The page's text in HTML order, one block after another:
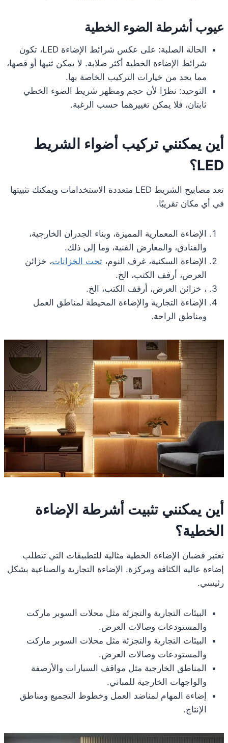
عيوب أشرطة الضوء الخطية
الحالة الصلبة: على عكس شرائط الإضاءة LED، تكون
شرائط الإضاءة الخطية أكثر صلابة. لا يمكن ثنيها أو قصها،
مما يحد من خيارات التركيب الخاصة بها.
التوحيد: نظرًا لأن حجم ومظهر شريط الضوء الخطي
ثابتان، فلا يمكن تغييرهما حسب الرغبة.
أين يمكنني تركيب أضواء الشريط
LED؟
تعد مصابيح الشريط LED متعددة الاستخدامات ويمكنك تثبيتها
في أي مكان تقريبًا.
الإضاءة المعمارية المميزة، وبناء الجدران الخارجية،
والفنادق، والمعارض الفنية، وما إلى ذلك.
الإضاءة السكنية، غرف النوم، تحت الخزانات، خزائن
العرض، أرفف الكتب، الخ.
، خزائن العرض، أرفف الكتب، الخ.
الإضاءة التجارية والإضاءة المحيطة لمناطق العمل
ومناطق الراحة.
أين يمكنني تثبيت أشرطة الإضاءة
الخطية؟
تعتبر قضبان الإضاءة الخطية مثالية للتطبيقات التي تتطلب
إضاءة عالية الكثافة ومركزة. الإضاءة التجارية والصناعية بشكل
رئيسي.
البيئات التجارية والتجزئة مثل محلات السوبر ماركت
والمستودعات وصالات العرض.
البيئات التجارية والتجزئة مثل محلات السوبر ماركت
والمستودعات وصالات العرض.
المناطق الخارجية مثل مواقف السيارات والأرصفة
والواجهات الخارجية للمباني.
إضاءة المهام لمناضد العمل وخطوط التجميع ومناطق
الإنتاج.